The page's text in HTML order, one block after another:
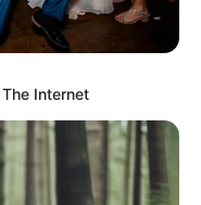
Internet